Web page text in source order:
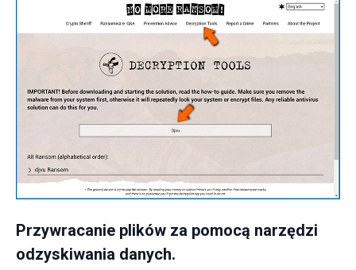
Przywracanie plików za pomocą narzędzi
odzyskiwania danych.